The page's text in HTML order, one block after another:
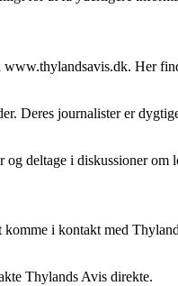
Her
Deres journalister er
deltage i diskussioner om
i kontakt med
Thylands Avis direkte.